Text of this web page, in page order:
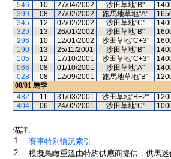
546
10 27/04/2002 沙田草地"B"
399
08 27/02/2002 跑馬地草地"A"
345
12 02/02/2002 沙田草地"C"
329
13 26/01/2002 沙田草地"B"
296
10 12/01/2002 沙田草地"C+3"
190
13 25/11/2001 沙田草地"B"
105
12 17/10/2001 沙田草地"C+3"
066
08 01/10/2001 沙田草地"A"
028
08 12/09/2001 跑馬地草地"B"
00/01 馬季
482
11 31/03/2001 沙田草地"B+2"
404
06 24/02/2001 沙田草地"C"
備註:
1.
賽事特別情況索引
2.
模擬鳥瞰重溫由特約供應商提供，供馬